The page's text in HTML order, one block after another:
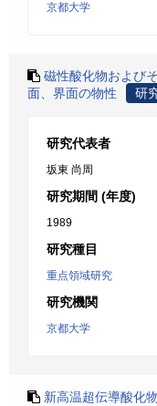
京都大学
磁性酸化物および
面、界面の物性
研
研究代表者
坂東 尚周
研究期間 (年度)
1989
研究種目
重点領域研究
研究機関
京都大学
新高温超伝導酸化